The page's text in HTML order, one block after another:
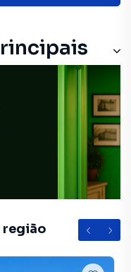
região